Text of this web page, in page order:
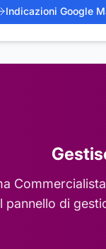
Indicazioni Google
pannello di